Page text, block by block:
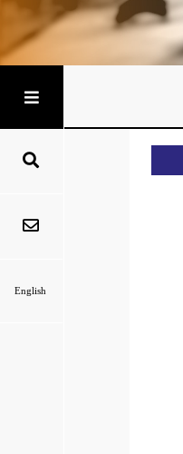
English